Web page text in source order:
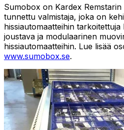
Sumobox on Kardex
tunnettu valmistaja, joka on
hissiautomaatteihin
joustava ja modulaarinen
hissiautomaatteihin. Lue lisää
www.sumobox.se.